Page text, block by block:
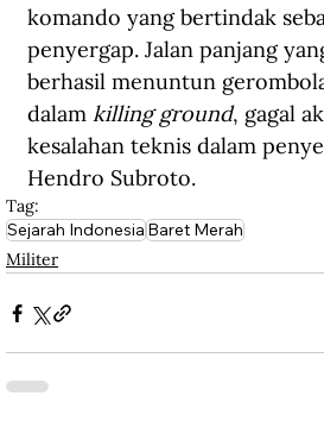
komando yang bertindak
penyergap. Jalan panjang
berhasil menuntun
dalam killing ground, gagal
kesalahan teknis dalam
Hendro Subroto.
Tag:
Sejarah IndonesiaBaret Merah
Militer